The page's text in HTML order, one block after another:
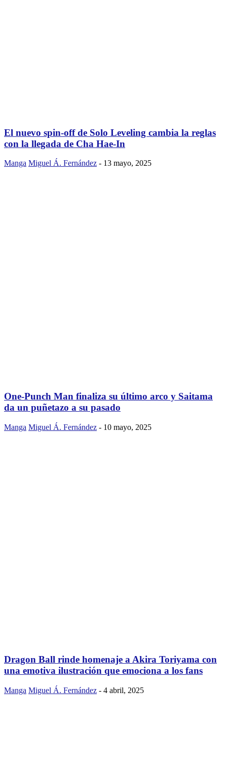
El nuevo spin-off de Solo Leveling cambia la reglas
con la llegada de Cha Hae-In
Manga Miguel Á. Fernández - 13 mayo, 2025
One-Punch Man finaliza su último arco y Saitama
da un puñetazo a su pasado
Manga Miguel Á. Fernández - 10 mayo, 2025
Dragon Ball rinde homenaje a Akira Toriyama con
una emotiva ilustración que emociona a los fans
Manga Miguel Á. Fernández - 4 abril, 2025